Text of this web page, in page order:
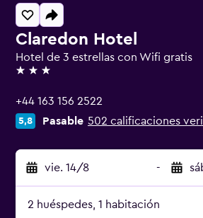
Claredon Hotel
Hotel de 3 estrellas con Wifi gratis
3 estrellas
+44 163 156 2522
5,8 Pasable 502 calificaciones
vie. 14/8 -
2 huéspedes, 1 habitación